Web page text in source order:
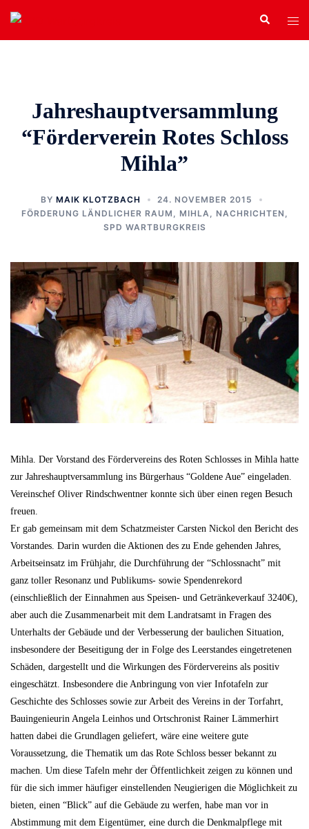
Zum
Inhalt
springen
Search
Jahreshauptversammlung
“Förderverein Rotes Schloss
Mihla”
BY MAIK KLOTZBACH
24. NOVEMBER 2015
FÖRDERUNG LÄNDLICHER RAUM
MIHLA NACHRICHTEN
SPD WARTBURGKREIS
Mihla. Der Vorstand des Fördervereins des Roten Schlosses in Mihla hatte
zur Jahreshauptversammlung ins Bürgerhaus “Goldene Aue” eingeladen.
Vereinschef Oliver Rindschwentner konnte sich über einen regen Besuch
freuen.
Er gab gemeinsam mit dem Schatzmeister Carsten Nickol den Bericht des
Vorstandes. Darin wurden die Aktionen des zu Ende gehenden Jahres,
Arbeitseinsatz im Frühjahr, die Durchführung der “Schlossnacht” mit
ganz toller Resonanz und Publikums- sowie Spendenrekord
(einschließlich der Einnahmen aus Speisen- und Getränkeverkauf 3240€),
aber auch die Zusammenarbeit mit dem Landratsamt in Fragen des
Unterhalts der Gebäude und der Verbesserung der baulichen Situation,
insbesondere der Beseitigung der in Folge des Leerstandes eingetretenen
Schäden, dargestellt und die Wirkungen des Fördervereins als positiv
eingeschätzt. Insbesondere die Anbringung von vier Infotafeln zur
Geschichte des Schlosses sowie zur Arbeit des Vereins in der Torfahrt,
Bauingenieurin Angela Leinhos und Ortschronist Rainer Lämmerhirt
hatten dabei die Grundlagen geliefert, wäre eine weitere gute
Voraussetzung, die Thematik um das Rote Schloss besser bekannt zu
machen. Um diese Tafeln mehr der Öffentlichkeit zeigen zu können und
für die sich immer häufiger einstellenden Neugierigen die Möglichkeit zu
bieten, einen “Blick” auf die Gebäude zu werfen, habe man vor in
Abstimmung mit dem Eigentümer, eine durch die Denkmalpflege mit